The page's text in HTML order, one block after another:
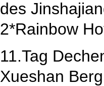
des
2*Rainbow
11.Tag
Xueshan